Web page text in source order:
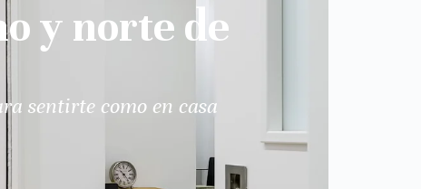
y norte de
sentirte como en casa